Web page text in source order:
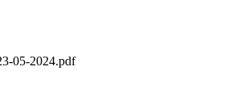
05-2024.pdf